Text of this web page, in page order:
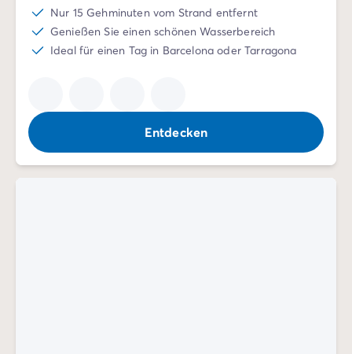
Nur 15 Gehminuten vom Strand entfernt
Genießen Sie einen schönen Wasserbereich
Ideal für einen Tag in Barcelona oder Tarragona
Entdecken